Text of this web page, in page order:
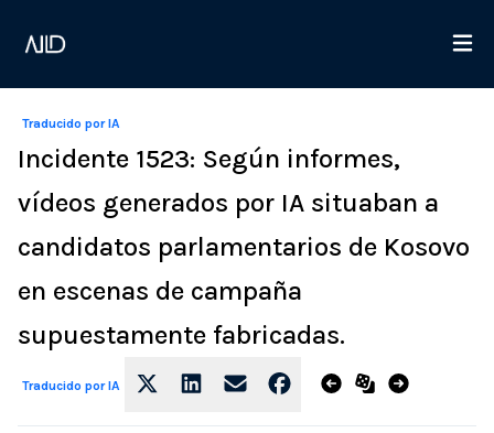
Traducido por IA
Incidente 1523: Según informes,
vídeos generados por IA situaban a
candidatos parlamentarios de Kosovo
en escenas de campaña
supuestamente fabricadas.
Traducido por IA